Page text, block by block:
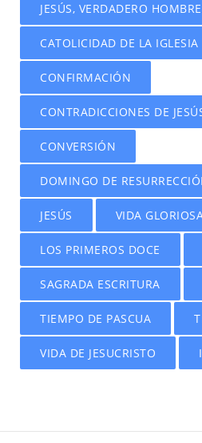
JESÚS, VERDADERO HOMBRE
CATOLICIDAD DE LA IGLESIA
CONFIRMACIÓN
CONTRADICCIONES DE
CONVERSIÓN
DOMINGO DE
JESÚS VIDA
LOS PRIMEROS DOCE
SAGRADA ESCRITURA
TIEMPO DE PASCUA
VIDA DE JESUCRISTO